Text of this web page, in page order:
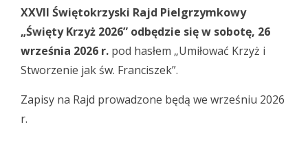
XXVII Świętokrzyski Rajd Pielgrzymkowy
„Święty Krzyż 2026” odbędzie się w sobotę, 26
września 2026 r. pod hasłem „Umiłować Krzyż i
Stworzenie jak św. Franciszek”.
Zapisy na Rajd prowadzone będą we wrześniu 2026
r.